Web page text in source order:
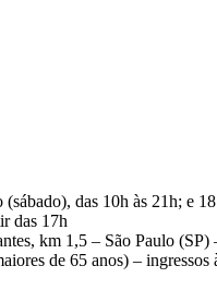
das 10h às 21h; e
das 17h
km 1,5 – São Paulo
de 65 anos) –